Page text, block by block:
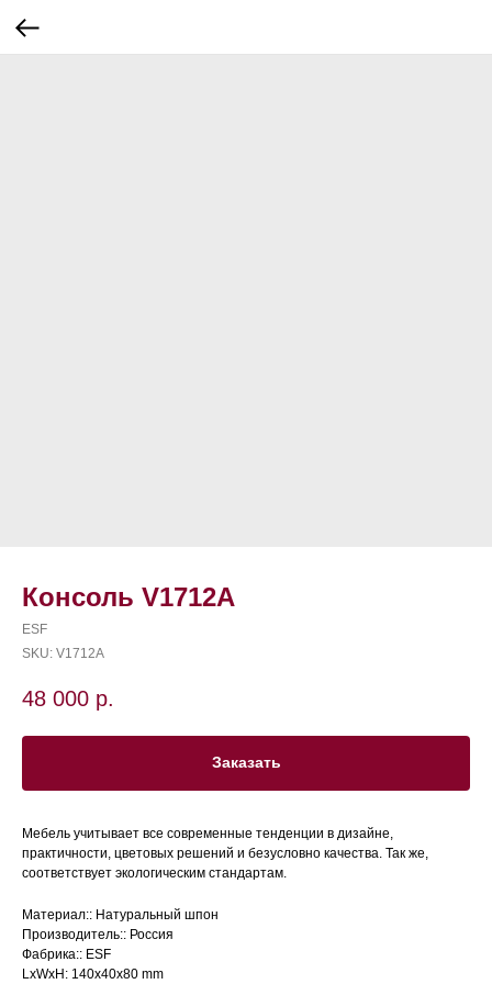
Консоль V1712A
ESF
SKU: V1712A
48 000 р.
Заказать
Мебель учитывает все современные тенденции в дизайне,
практичности, цветовых решений и безусловно качества. Так же,
соответствует экологическим стандартам.
Материал:: Натуральный шпон
Производитель:: Россия
Фабрика:: ESF
LxWxH: 140x40x80 mm